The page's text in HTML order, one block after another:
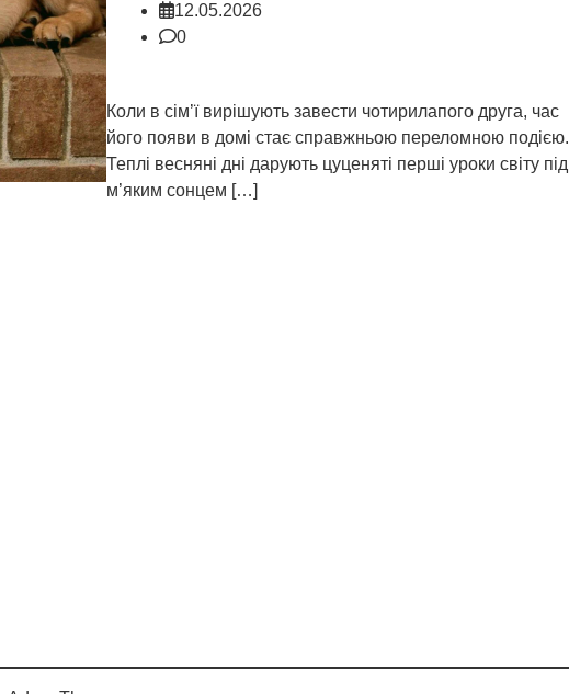
12.05.2026
0
Коли в сім’ї вирішують завести чотирилапого друга, час
його появи в домі стає справжньою переломною подією.
Теплі весняні дні дарують цуценяті перші уроки світу під
м’яким сонцем […]